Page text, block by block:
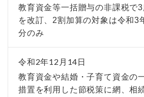
教育資金等一括贈与の非課税で
を改訂、2割加算の対象は令和3
分のみ
令和2年12月14日
教育資金や結婚・子育て資金の
措置を利用した節税策に網、相